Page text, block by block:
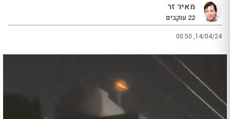
מאיר זר
22 עוקבים
00:50 ,14/04/24